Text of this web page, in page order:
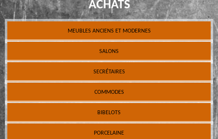
ACHATS
MEUBLES ANCIENS ET MODERNES
SALONS
SECRÉTAIRES
COMMODES
BIBELOTS
PORCELAINE